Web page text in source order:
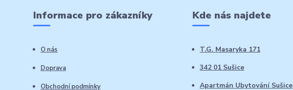
Informace pro zákazníky
O nás
Doprava
Obchodní podmínky
Kde nás najdete
T.G. Masaryka 171
342 01 Sušice
Apartmán Ubytování Sušice